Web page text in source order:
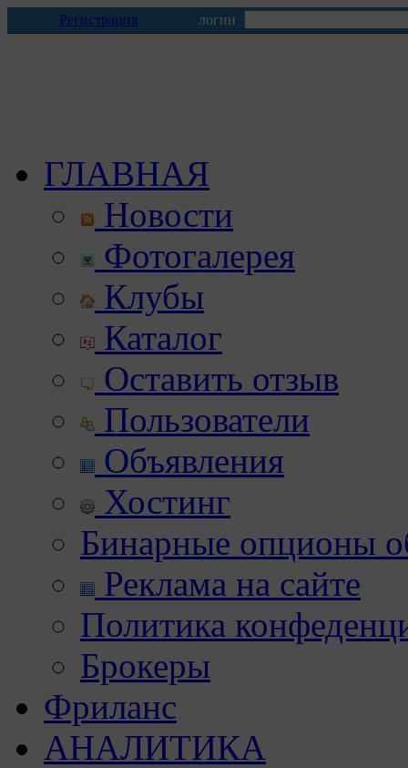
Регистрация логин
ГЛАВНАЯ
Новости
Фотогалерея
Клубы
Каталог
Оставить отзыв
Пользователи
Объявления
Хостинг
Бинарные опционы
Реклама на сайте
Политика
Брокеры
Фриланс
АНАЛИТИКА